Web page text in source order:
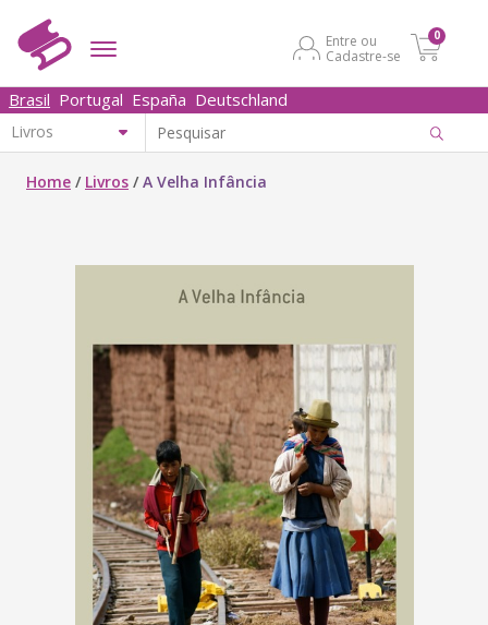
Entre ou
Cadastre-se
0
Brasil Portugal España Deutschland
Home / Livros /A Velha Infância